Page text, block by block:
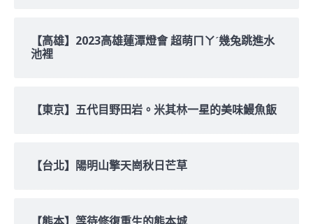
【高雄】2023高雄蓮潭燈會 超萌ㄇㄚˊ幾兔跳進水
池裡
【東京】五代目野田岩。米其林一星的美味鰻魚飯
【台北】陽明山擎天崗秋日芒草